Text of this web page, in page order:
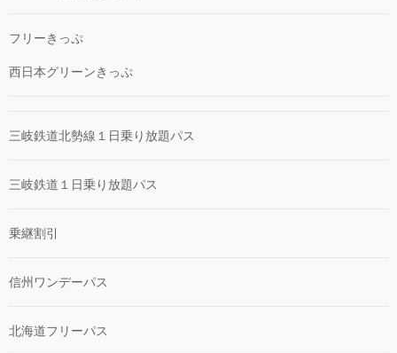
フリーきっぷ
西日本グリーンきっぷ
三岐鉄道北勢線１日乗り放題パス
三岐鉄道１日乗り放題パス
乗継割引
信州ワンデーパス
北海道フリーパス